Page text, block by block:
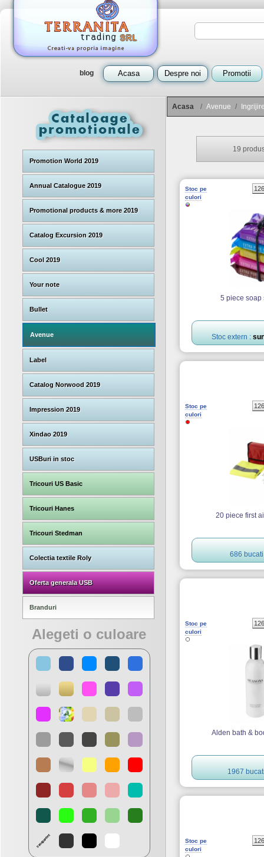
blog Acasa Despre noi Promotii
Promotion World 2019
Annual Catalogue 2019
Promotional products & more 2019
Catalog Excursion 2019
Cool 2019
Your note
Bullet
Avenue
Label
Catalog Norwood 2019
Impression 2019
Xindao 2019
USBuri in stoc
Tricouri US Basic
Tricouri Hanes
Tricouri Stedman
Colectia textile Roly
Oferta generala USB
Branduri
Alegeti o culoare
Acasa / Avenue /
19
Stoc pe
culori
5 piece soap
Stoc extern :
Stoc pe
culori
20 piece first
686 bucati
Stoc pe
culori
Alden bath &
1967
Stoc pe
culori